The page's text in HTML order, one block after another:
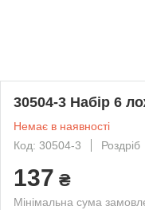
30504-3 Набір 6
Немає в наявності
Код: 30504-3
Роздріб
137 ₴
Мінімальна сума